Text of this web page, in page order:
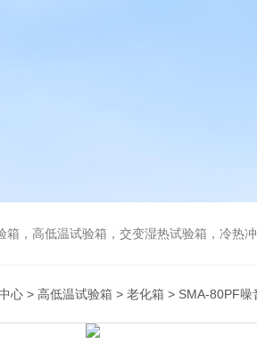
，高低温试验箱，交变湿热试验箱，冷热冲击试验
心 > 高低温试验箱 > 老化箱 > SMA-80PF噪